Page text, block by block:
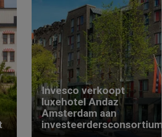
Invesco verkoopt
luxehotel Andaz
Amsterdam aan
investeerdersconsortium